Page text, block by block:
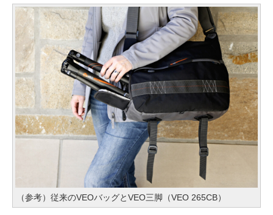
（参考）従来のVEOバッグとVEO三脚（VEO 265CB）